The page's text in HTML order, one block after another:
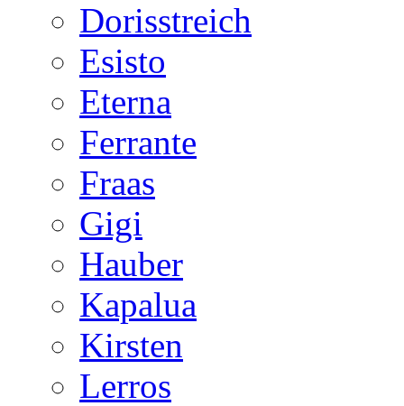
Dorisstreich
Esisto
Eterna
Ferrante
Fraas
Gigi
Hauber
Kapalua
Kirsten
Lerros